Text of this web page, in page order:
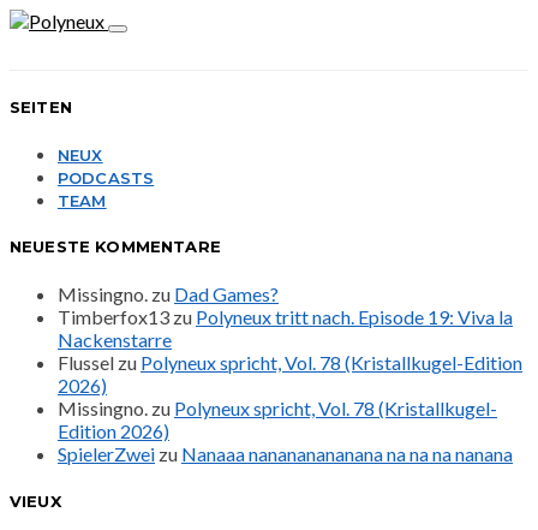
SEITEN
NEUX
PODCASTS
TEAM
NEUESTE KOMMENTARE
Missingno. zu Dad Games?
Timberfox13 zu Polyneux tritt nach. Episode 19: Viva la
Nackenstarre
Flussel zu Polyneux spricht, Vol. 78 (Kristallkugel-Edition
2026)
Missingno. zu Polyneux spricht, Vol. 78 (Kristallkugel-
Edition 2026)
SpielerZwei zu Nanaaa nanananananana na na na nanana
VIEUX